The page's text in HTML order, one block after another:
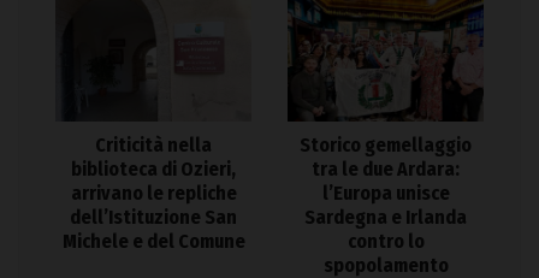
Criticità nella
biblioteca di Ozieri,
arrivano le repliche
dell’Istituzione San
Michele e del Comune
Storico gemellaggio
tra le due Ardara:
l’Europa unisce
Sardegna e Irlanda
contro lo
spopolamento